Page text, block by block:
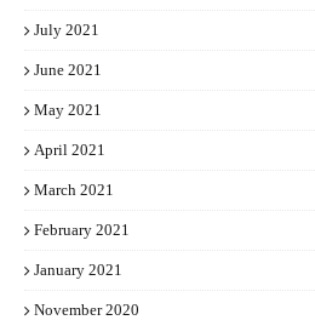
July 2021
June 2021
May 2021
April 2021
March 2021
February 2021
January 2021
November 2020